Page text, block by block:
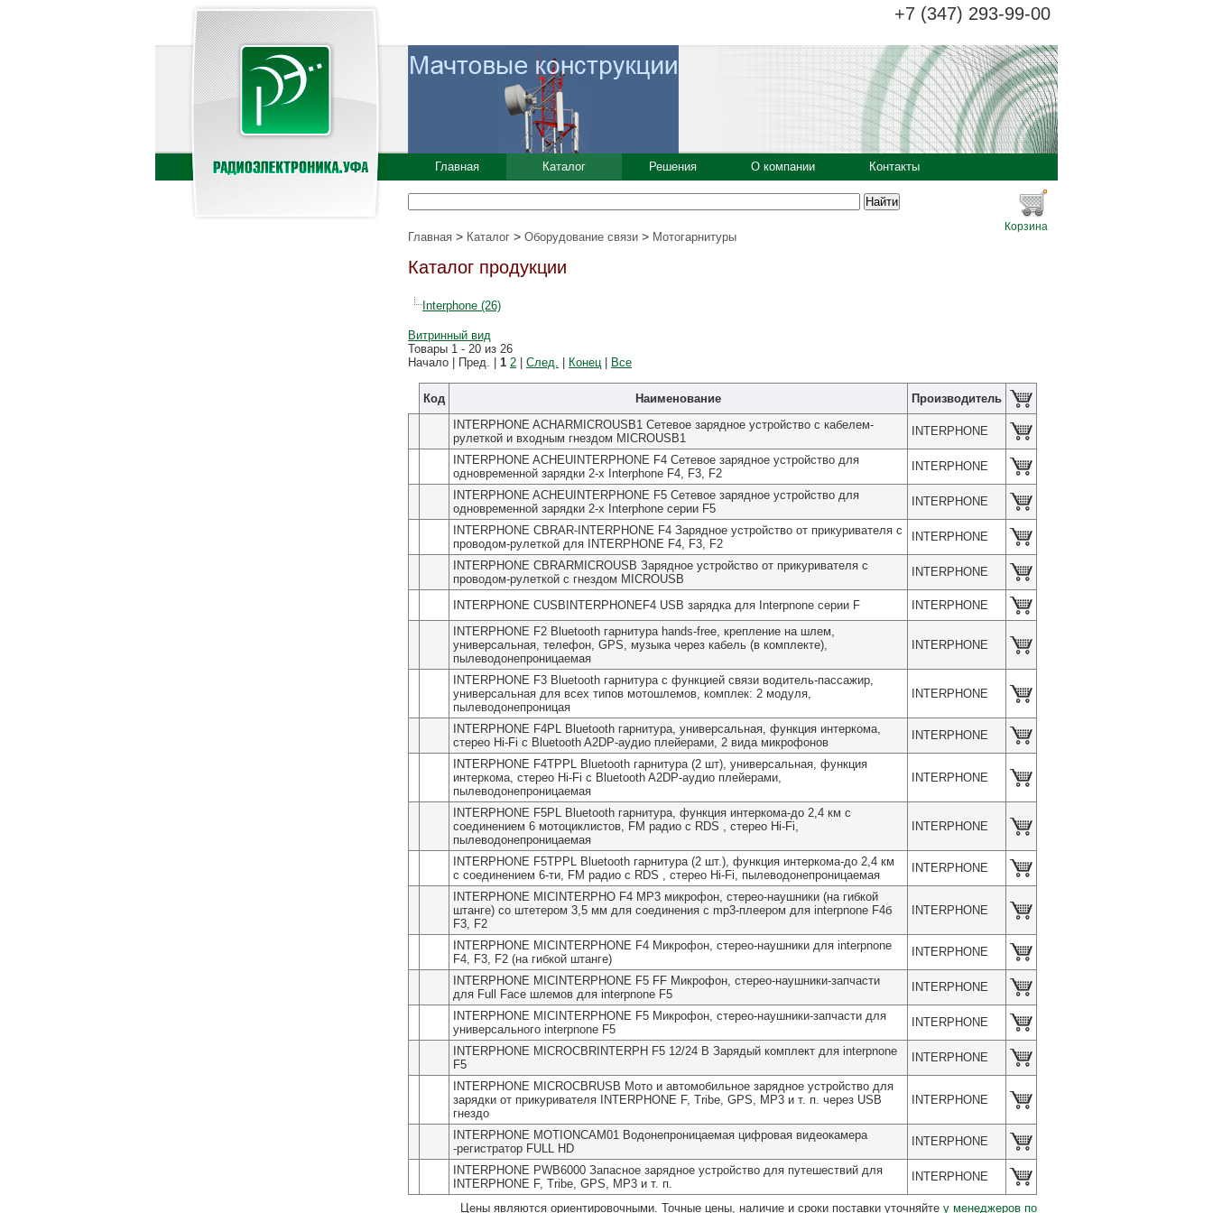
+7 (347) 293-99-00
Корзина
Главная Каталог Решения О компании Контакты
Главная > Каталог > Оборудование связи > Мотогарнитуры
Каталог продукции
Interphone (26)
Витринный вид
Товары 1 - 20 из 26
Начало | Пред. | 1 2 След. Конец Все
Код Наименование
Производитель
INTERPHONE ACHARMICROUSB1 Сетевое зарядное устройство с кабелем-
рулеткой и входным гнездом MICROUSB1
INTERPHONE
INTERPHONE ACHEUINTERPHONE F4 Сетевое зарядное устройство для
одновременной зарядки 2-х Interphone F4, F3, F2
INTERPHONE
INTERPHONE ACHEUINTERPHONE F5 Сетевое зарядное устройство для
одновременной зарядки 2-х Interphone серии F5
INTERPHONE
INTERPHONE CBRAR-INTERPHONE F4 Зарядное устройство от прикуривателя с
проводом-рулеткой для INTERPHONE F4, F3, F2
INTERPHONE
INTERPHONE CBRARMICROUSB Зарядное устройство от прикуривателя с
проводом-рулеткой с гнездом MICROUSB
INTERPHONE
INTERPHONE CUSBINTERPHONEF4 USB зарядка для Interpnone серии F
INTERPHONE
INTERPHONE F2 Bluetooth гарнитура hands-free, крепление на шлем,
универсальная, телефон, GPS, музыка через кабель (в комплекте),
пылеводонепроницаемая
INTERPHONE
INTERPHONE F3 Bluetooth гарнитура с функцией связи водитель-пассажир,
универсальная для всех типов мотошлемов, комплек: 2 модуля,
пылеводонепроницая
INTERPHONE
INTERPHONE F4PL Bluetooth гарнитура, универсальная, функция интеркома,
стерео Hi-Fi с Bluetooth A2DP-аудио плейерами, 2 вида микрофонов
INTERPHONE
INTERPHONE F4TPPL Bluetooth гарнитура (2 шт), универсальная, функция
интеркома, стерео Hi-Fi с Bluetooth A2DP-аудио плейерами,
пылеводонепроницаемая
INTERPHONE
INTERPHONE F5PL Bluetooth гарнитура, функция интеркома-до 2,4 км с
соединением 6 мотоциклистов, FM радио с RDS , стерео Hi-Fi,
пылеводонепроницаемая
INTERPHONE
INTERPHONE F5TPPL Bluetooth гарнитура (2 шт.), функция интеркома-до 2,4 км
с соединением 6-ти, FM радио с RDS , стерео Hi-Fi, пылеводонепроницаемая
INTERPHONE
INTERPHONE MICINTERPHO F4 MP3 микрофон, стерео-наушники (на гибкой
штанге) со штетером 3,5 мм для соединения с mp3-плеером для interpnone F4б
F3, F2
INTERPHONE
INTERPHONE MICINTERPHONE F4 Микрофон, стерео-наушники для interpnone
F4, F3, F2 (на гибкой штанге)
INTERPHONE
INTERPHONE MICINTERPHONE F5 FF Микрофон, стерео-наушники-запчасти
для Full Face шлемов для interpnone F5
INTERPHONE
INTERPHONE MICINTERPHONE F5 Микрофон, стерео-наушники-запчасти для
универсального interpnone F5
INTERPHONE
INTERPHONE MICROCBRINTERPH F5 12/24 В Зарядый комплект для interpnone
F5
INTERPHONE
INTERPHONE MICROCBRUSB Мото и автомобильное зарядное устройство для
зарядки от прикуривателя INTERPHONE F, Tribe, GPS, MP3 и т. п. через USB
гнездо
INTERPHONE
INTERPHONE MOTIONCAM01 Водонепроницаемая цифровая видеокамера
-регистратор FULL HD
INTERPHONE
INTERPHONE PWB6000 Запасное зарядное устройство для путешествий для
INTERPHONE F, Tribe, GPS, MP3 и т. п.
INTERPHONE
Цены являются ориентировочными. Точные цены, наличие и сроки поставки уточняйте у менеджеров по